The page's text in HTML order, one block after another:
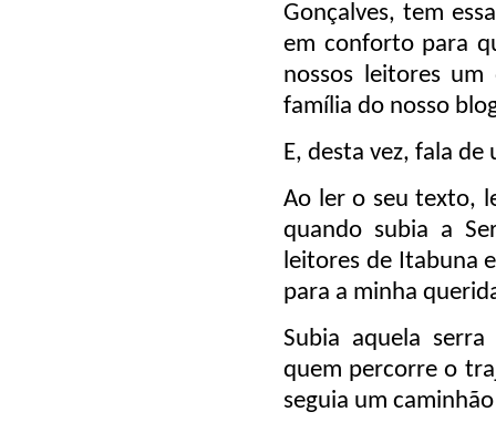
Gonçalves, tem
em conforto para
nossos leitores
família do nosso
E, desta vez, fala
Ao ler o seu texto,
quando subia a
leitores de Itabuna
para a minha
Subia aquela
quem percorre o
seguia um